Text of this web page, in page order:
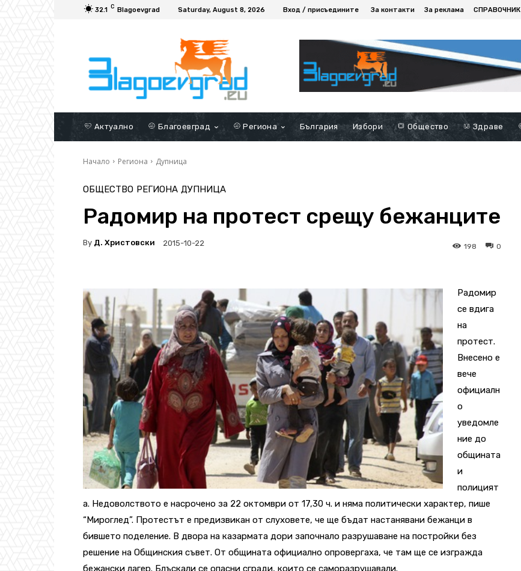
32.1 C Blagoevgrad Saturday, August 8, 2026 Вход / присъедините За контакти За реклама СПРАВОЧНИК
Актуално Благоевград Региона България Избори Общество Здраве
Начало Региона Дупница
ОБЩЕСТВО РЕГИОНА ДУПНИЦА
Радомир на протест срещу бежанците
By Д. Христовски 2015-10-22 0
198
Радомир
се вдига
на
протест.
Внесено е
вече
официалн
о
уведомле
ние до
общината
и
полицият
а. Недоволството е насрочено за 22 октомври от 17,30 ч. и няма политически характер, пише
“Мироглед”. Протестът е предизвикан от слуховете, че ще бъдат настанявани бежанци в
бившето поделение. В двора на казармата дори започнало разрушаване на постройки без
решение на Общинския съвет. От общината официално опровергаха, че там ще се изгражда
бежански лагер. Блъскали се опасни сгради, които се саморазрушавали.